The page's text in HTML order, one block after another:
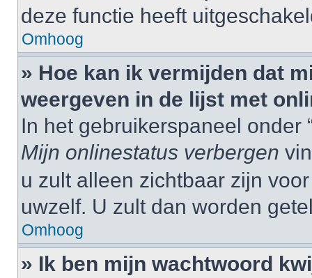
deze functie heeft
Omhoog
» Hoe kan ik vermijden dat
weergeven in de lijst met
In het gebruikerspaneel onder
Mijn onlinestatus verbergen
u zult alleen zichtbaar zijn
uwzelf. U zult dan worden
Omhoog
» Ik ben mijn wachtwoord